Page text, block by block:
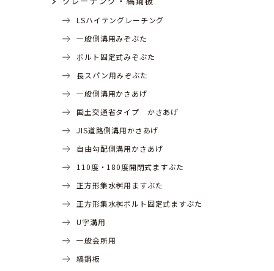
LSハイテングレーチング
一般側溝用みぞぶた
ボルト固定式みぞぶた
長スパン用みぞぶた
一般側溝用かさあげ
国土交通省タイプ かさあげ
JIS道路側溝用かさあげ
自由勾配側溝用かさあげ
110度・180度開閉式ますぶた
正方形集水桝用ますぶた
正方形集水桝ボルト固定式ますぶた
U字溝用
一般会所用
縞鋼板